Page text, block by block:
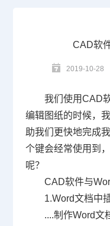
CAD软
2019-10-28
我们使用CAD
编辑图纸的时候，
助我们更快地完成
个键会经常使用到
呢？
CAD软件与
1.Word文档中
....制作Word文